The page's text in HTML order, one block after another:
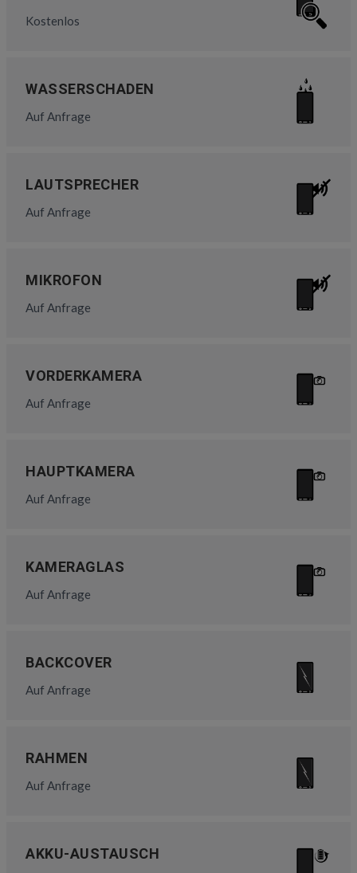
Kostenlos
WASSERSCHADEN
Auf Anfrage
LAUTSPRECHER
Auf Anfrage
MIKROFON
Auf Anfrage
VORDERKAMERA
Auf Anfrage
HAUPTKAMERA
Auf Anfrage
KAMERAGLAS
Auf Anfrage
BACKCOVER
Auf Anfrage
RAHMEN
Auf Anfrage
AKKU-AUSTAUSCH